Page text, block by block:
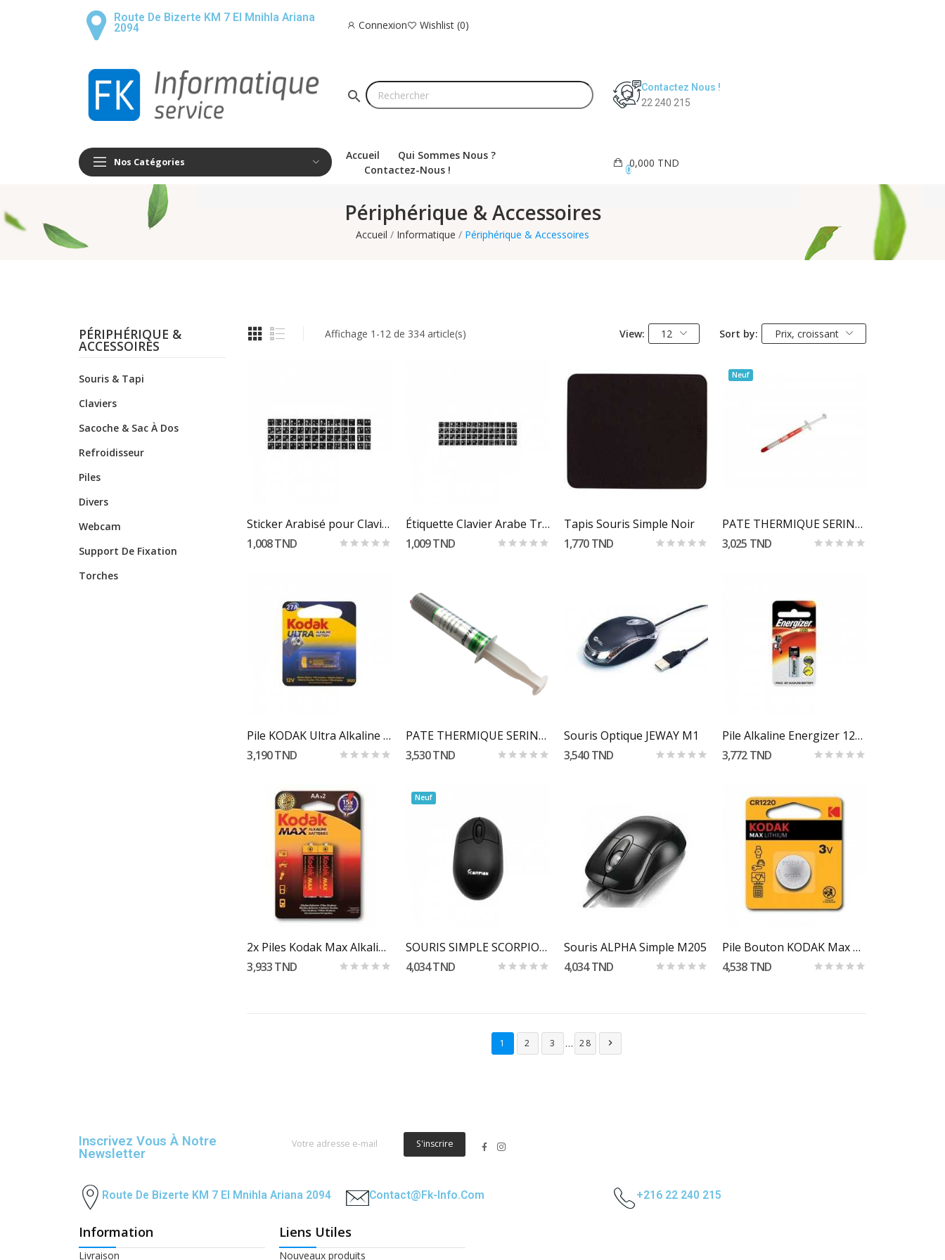
Route De Bizerte KM 7 El Mnihla Ariana
2094 Connexion Wishlist 0
search
Contactez Nous !
22 240 215
Nos Catégories
Accueil
Qui Sommes Nous ?
Contactez-Nous !
0,000 TND
0
Périphérique & Accessoires
Accueil Informatique Périphérique & Accessoires
PÉRIPHÉRIQUE &
ACCESSOIRES
Souris & Tapi
Claviers
Sacoche & Sac À Dos
Refroidisseur
Piles
Divers
Webcam
Support De Fixation
Torches
Affichage 1-12 de 334 article(s) View: 12 Sort by: Prix, croissant
Sticker Arabisé pour Clavier
1,008 TND
Étiquette Clavier Arabe Transparent
1,009 TND
Tapis Souris Simple Noir
1,770 TND
Neuf
PATE THERMIQUE SERINGUE PETIT FORMAT (HC-131)
3,025 TND
Pile KODAK Ultra Alkaline 27A 12V
3,190 TND
PATE THERMIQUE SERINGUE GRIS (VK-881)
3,530 TND
Souris Optique JEWAY M1
3,540 TND
Pile Alkaline Energizer 12V A23
3,772 TND
2x Piles Kodak Max Alkaline AA LR6
3,933 TND
Neuf
Ajouter Au Panier
SOURIS SIMPLE SCORPION M836
4,034 TND
Ajouter Au Panier
Souris ALPHA Simple M205
4,034 TND
Pile Bouton KODAK Max CR1220 Lithium 3V...
4,538 TND
1 2 3 … 28 
Inscrivez Vous À Notre
Newsletter
S'inscrire
Route De Bizerte KM 7 El Mnihla Ariana 2094 Contact@fk-Info.com +216 22 240 215
Information
Livraison
Liens Utiles
Nouveaux produits